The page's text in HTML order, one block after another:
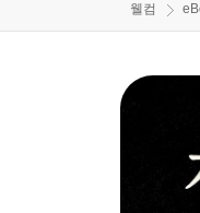
웰컴